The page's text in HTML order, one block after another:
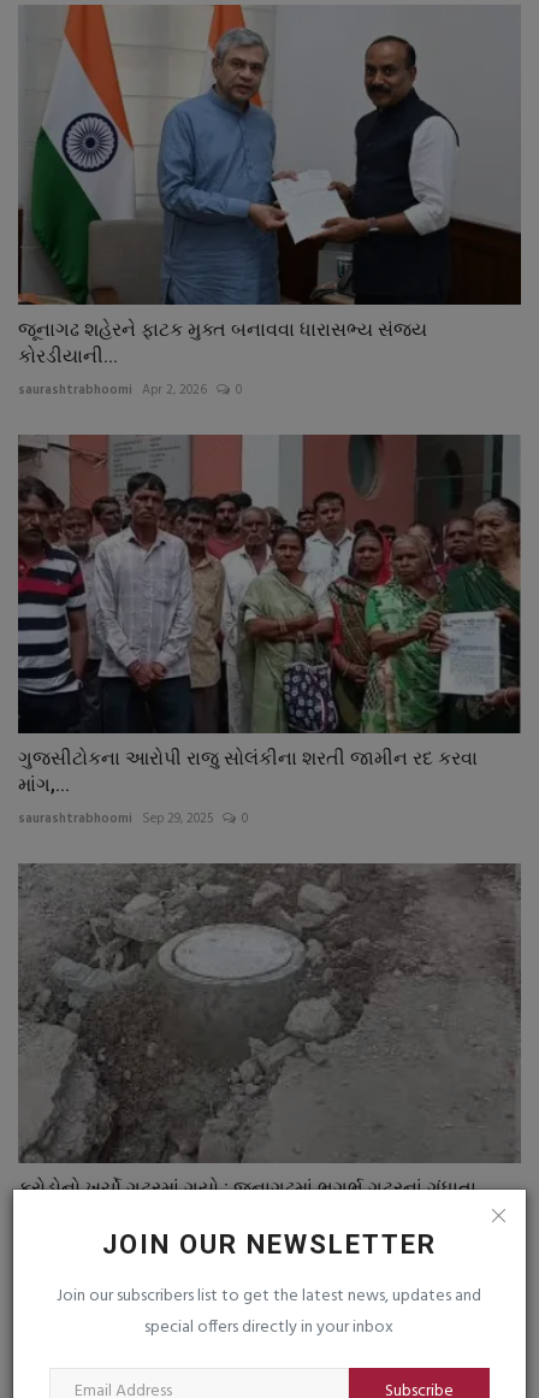
JOIN OUR NEWSLETTER
Join our subscribers list to get the latest news, updates and
special offers directly in your inbox
Subscribe
જૂનાગઢ શહેરને ફાટક મુક્ત બનાવવા ધારાસભ્ય સંજય
કોરડીયાની...
saurashtrabhoomi Apr 2, 2026 0
ગુજસીટોકના આરોપી રાજુ સોલંકીના શરતી જામીન રદ કરવા
માંગ,...
saurashtrabhoomi Sep 29, 2025 0
કરોડોનો ખર્ચો ગટરમાં ગયો : જૂનાગઢમાં ભૂગર્ભ ગટરનાં ગંધાતા...